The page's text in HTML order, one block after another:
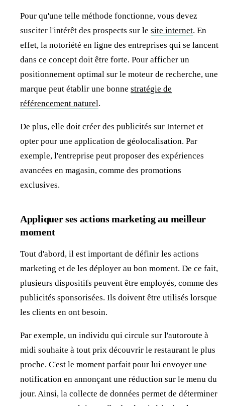
Pour qu'une telle méthode fonctionne, vous devez
susciter l'intérêt des prospects sur le site internet. En
effet, la notoriété en ligne des entreprises qui se lancent
dans ce concept doit être forte. Pour afficher un
positionnement optimal sur le moteur de recherche, une
marque peut établir une bonne stratégie de
référencement naturel.
De plus, elle doit créer des publicités sur Internet et
opter pour une application de géolocalisation. Par
exemple, l'entreprise peut proposer des expériences
avancées en magasin, comme des promotions
exclusives.
Appliquer ses actions marketing au meilleur
moment
Tout d'abord, il est important de définir les actions
marketing et de les déployer au bon moment. De ce fait,
plusieurs dispositifs peuvent être employés, comme des
publicités sponsorisées. Ils doivent être utilisés lorsque
les clients en ont besoin.
Par exemple, un individu qui circule sur l'autoroute à
midi souhaite à tout prix découvrir le restaurant le plus
proche. C'est le moment parfait pour lui envoyer une
notification en annonçant une réduction sur le menu du
jour. Ainsi, la collecte de données permet de déterminer